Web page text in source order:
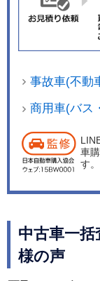
事故車(不動
商用車(バス
車
す。
中古車一
様の声